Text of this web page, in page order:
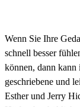
Wenn Sie Ihre
schnell besser
können, dann
geschriebene und
Esther und Jerry